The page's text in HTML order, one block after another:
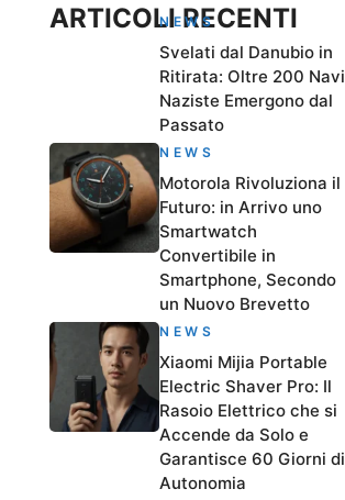
ARTICOLI RECENTI
NEWS
Svelati dal Danubio in
Ritirata: Oltre 200 Navi
Naziste Emergono dal
Passato
NEWS
Motorola Rivoluziona il
Futuro: in Arrivo uno
Smartwatch
Convertibile in
Smartphone, Secondo
un Nuovo Brevetto
NEWS
Xiaomi Mijia Portable
Electric Shaver Pro: Il
Rasoio Elettrico che si
Accende da Solo e
Garantisce 60 Giorni di
Autonomia